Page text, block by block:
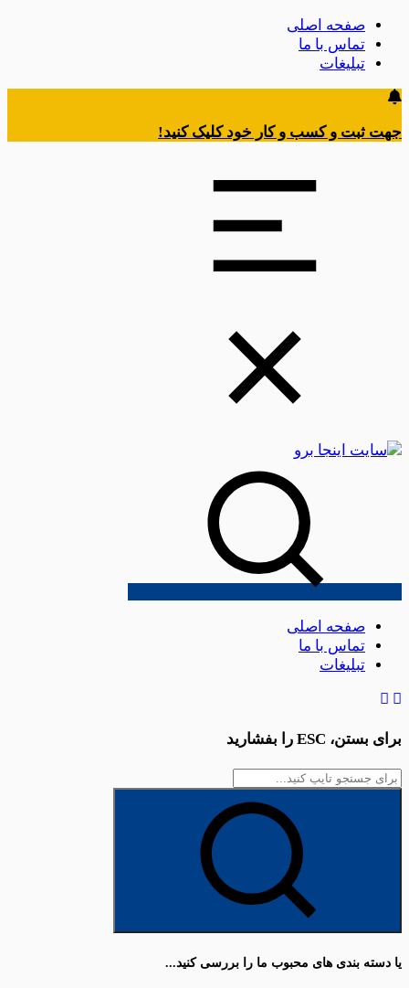
صفحه اصلی
تماس با ما
تبلیغات
جهت ثبت و کسب و کار خود کلیک کنید!
صفحه اصلی
تماس با ما
تبلیغات
برای بستن، ESC را بفشارید
یا دسته بندی های محبوب ما را بررسی کنید...